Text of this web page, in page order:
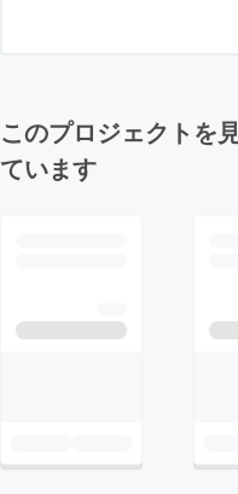
このプロジェクトを
ています